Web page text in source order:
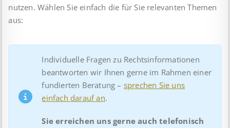
nutzen. Wählen Sie einfach die für Sie relevanten Themen
aus:
Individuelle Fragen zu Rechtsinformationen
beantworten wir Ihnen gerne im Rahmen einer
fundierten Beratung – sprechen Sie uns
einfach darauf an.
Sie erreichen uns gerne auch telefonisch